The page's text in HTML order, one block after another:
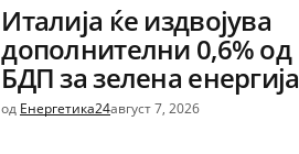
Италија ќе издвојува
дополнителни 0,6% од
БДП за зелена енергија
од Енергетика24август 7, 2026